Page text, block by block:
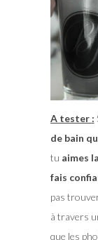
A tester :
de bain
tu aimes
fais
pas
à travers
que les